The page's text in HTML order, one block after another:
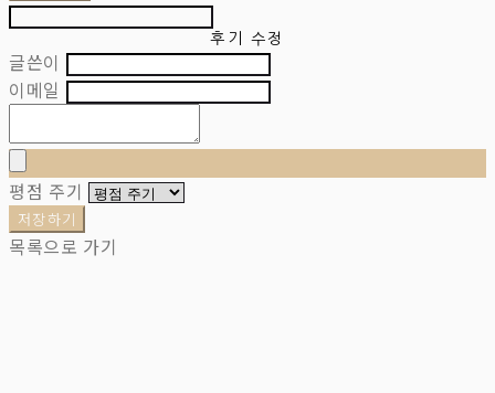
후기 수정
글쓴이
이메일
평점 주기
저장하기
목록으로 가기